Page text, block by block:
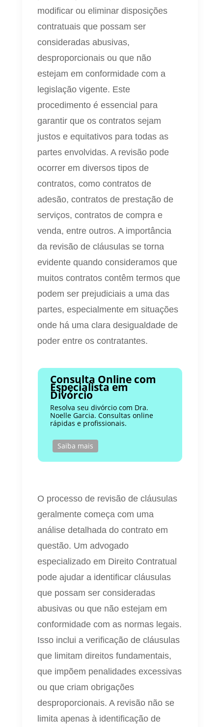
modificar ou eliminar disposições
contratuais que possam ser
consideradas abusivas,
desproporcionais ou que não
estejam em conformidade com a
legislação vigente. Este
procedimento é essencial para
garantir que os contratos sejam
justos e equitativos para todas as
partes envolvidas. A revisão pode
ocorrer em diversos tipos de
contratos, como contratos de
adesão, contratos de prestação de
serviços, contratos de compra e
venda, entre outros. A importância
da revisão de cláusulas se torna
evidente quando consideramos que
muitos contratos contêm termos que
podem ser prejudiciais a uma das
partes, especialmente em situações
onde há uma clara desigualdade de
poder entre os contratantes.
Consulta Online com
Especialista em
Divórcio
Resolva seu divórcio com Dra.
Noelle Garcia. Consultas online
rápidas e profissionais.
Saiba mais
O processo de revisão de cláusulas
geralmente começa com uma
análise detalhada do contrato em
questão. Um advogado
especializado em Direito Contratual
pode ajudar a identificar cláusulas
que possam ser consideradas
abusivas ou que não estejam em
conformidade com as normas legais.
Isso inclui a verificação de cláusulas
que limitam direitos fundamentais,
que impõem penalidades excessivas
ou que criam obrigações
desproporcionais. A revisão não se
limita apenas à identificação de